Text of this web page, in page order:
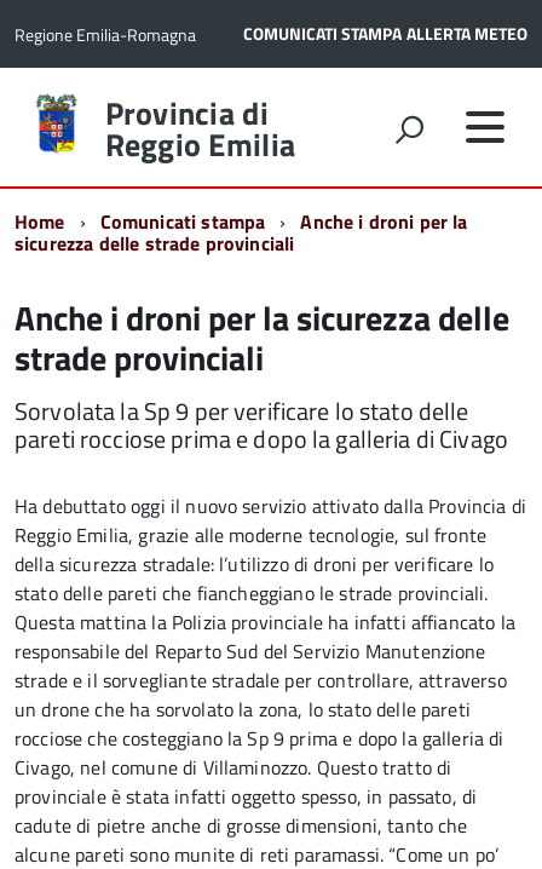
Regione Emilia-Romagna COMUNICATI STAMPAALLERTA METEO
Torna
alla
home
Provincia di
Reggio Emilia
Home Comunicati stampa Anche i droni per la
sicurezza delle strade provinciali
Anche i droni per la sicurezza delle
strade provinciali
Sorvolata la Sp 9 per verificare lo stato delle
pareti rocciose prima e dopo la galleria di Civago
Ha debuttato oggi il nuovo servizio attivato dalla Provincia di
Reggio Emilia, grazie alle moderne tecnologie, sul fronte
della sicurezza stradale: l’utilizzo di droni per verificare lo
stato delle pareti che fiancheggiano le strade provinciali.
Questa mattina la Polizia provinciale ha infatti affiancato la
responsabile del Reparto Sud del Servizio Manutenzione
strade e il sorvegliante stradale per controllare, attraverso
un drone che ha sorvolato la zona, lo stato delle pareti
rocciose che costeggiano la Sp 9 prima e dopo la galleria di
Civago, nel comune di Villaminozzo. Questo tratto di
provinciale è stata infatti oggetto spesso, in passato, di
cadute di pietre anche di grosse dimensioni, tanto che
alcune pareti sono munite di reti paramassi. “Come un po’